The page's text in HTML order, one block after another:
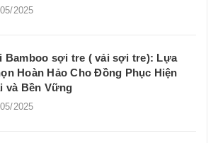
2025
Bamboo sợi tre ( vải sợi tre): Lựa
Hoàn Hảo Cho Đồng Phục Hiện
và Bền Vững
2025